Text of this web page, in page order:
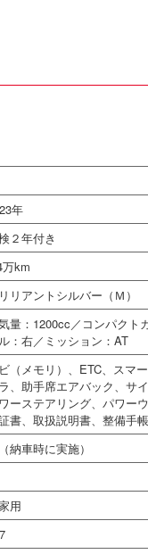
年
２年付き
km
リアントシルバー（Ｍ）
量：1200cc／コンパクト
：右／ミッション：AT
（メモリ）、ETC、スマ
、助手席エアバック、サ
ーステアリング、パワー
書、取扱説明書、整備手帳
納車時に実施）
用